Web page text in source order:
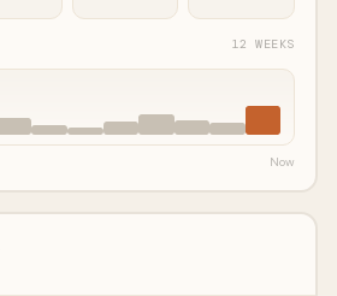
12 WEEKS
Now